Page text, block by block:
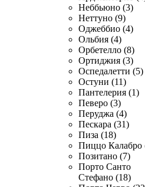
Неббьюно (3)
Неттуно (9)
Оджеббио (4)
Ольбия (4)
Орбетелло (8)
Ортиджия (3)
Оспедалетти (5)
Остуни (11)
Пантелерия (1)
Певеро (3)
Перуджа (4)
Пескара (31)
Пиза (18)
Пиццо Калабро
Позитано (7)
Порто Санто
Стефано (18)